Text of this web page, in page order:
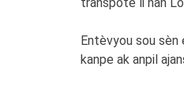
Entèvyou sou sèn
kanpe ak anpil